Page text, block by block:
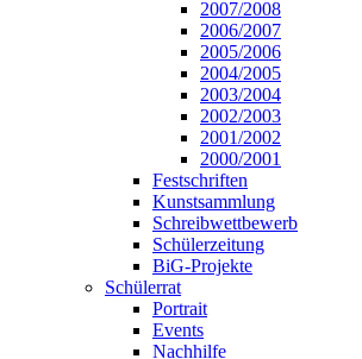
2007/2008
2006/2007
2005/2006
2004/2005
2003/2004
2002/2003
2001/2002
2000/2001
Festschriften
Kunstsammlung
Schreibwettbewerb
Schülerzeitung
BiG-Projekte
Schülerrat
Portrait
Events
Nachhilfe